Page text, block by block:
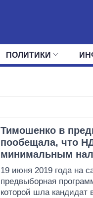
ПОЛИТИКИ
Тимошенко в
пообещала, что
минимальным
19 июня 2019 года на
предвыборная
которой шла кандидат